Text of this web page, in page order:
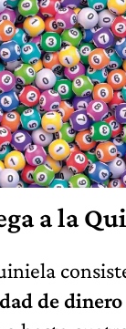
a la
de dinero